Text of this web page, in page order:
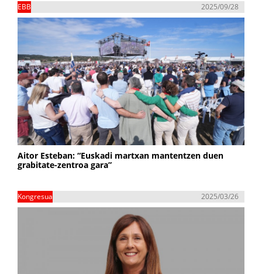
EBB 2025/09/28
Aitor Esteban: “Euskadi martxan mantentzen duen
grabitate-zentroa gara”
Kongresua 2025/03/26